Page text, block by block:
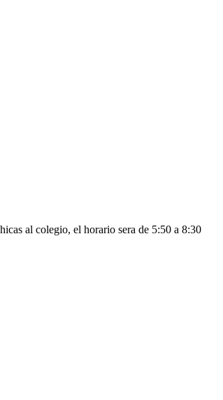
al colegio, el horario sera de 5:50 a 8:30